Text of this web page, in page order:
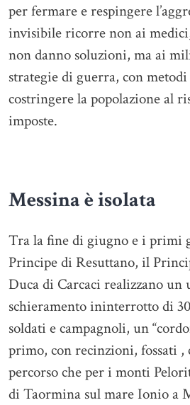
per fermare e respingere
invisibile ricorre non ai
non danno soluzioni, ma ai
strategie di guerra, con
costringere la popolazione al
imposte.
Messina è isolata
Tra la fine di giugno e i
Principe di Resuttano, il
Duca di Carcaci realizzano un
schieramento ininterrotto di
soldati e campagnoli, un
primo, con recinzioni, fossati ,
percorso che per i monti
di Taormina sul mare Ionio a